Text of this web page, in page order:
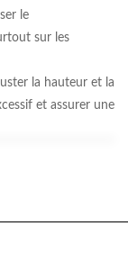
le
sur les
la hauteur et la
et assurer une